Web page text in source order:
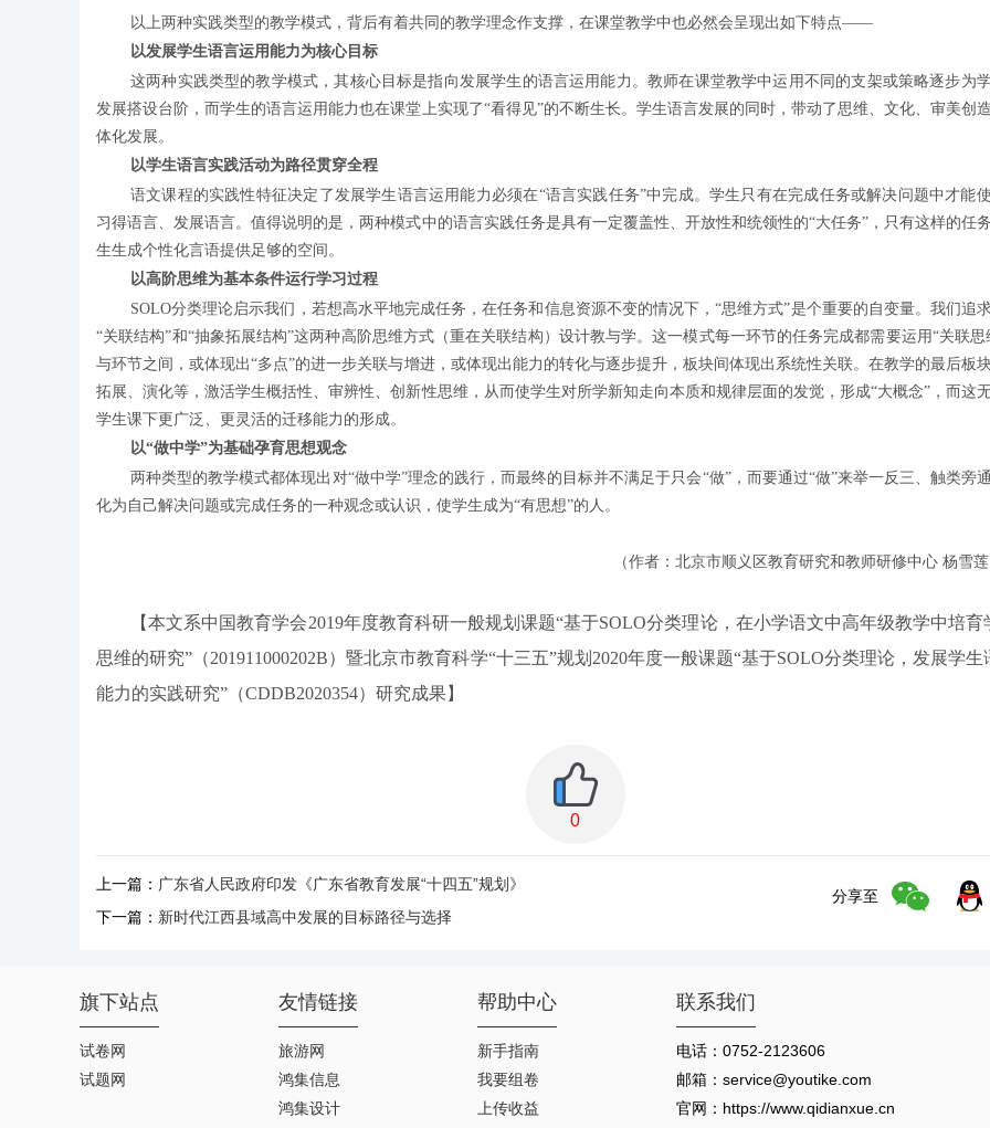
以上两种实践类型的教学模式，背后有着共同的教学理念作支撑，在课堂教学中也必然会呈现出如下特点——
以发展学生语言运用能力为核心目标
这两种实践类型的教学模式，其核心目标是指向发展学生的语言运用能力。教师在课堂教学中运用不同的支架或策略逐步为
发展搭设台阶，而学生的语言运用能力也在课堂上实现了“看得见”的不断生长。学生语言发展的同时，带动了思维、文化、审美创
体化发展。
以学生语言实践活动为路径贯穿全程
语文课程的实践性特征决定了发展学生语言运用能力必须在“语言实践任务”中完成。学生只有在完成任务或解决问题中才能使
习得语言、发展语言。值得说明的是，两种模式中的语言实践任务是具有一定覆盖性、开放性和统领性的“大任务”，只有这样的任
生生成个性化言语提供足够的空间。
以高阶思维为基本条件运行学习过程
SOLO分类理论启示我们，若想高水平地完成任务，在任务和信息资源不变的情况下，“思维方式”是个重要的自变量。我们追
“关联结构”和“抽象拓展结构”这两种高阶思维方式（重在关联结构）设计教与学。这一模式每一环节的任务完成都需要运用“关联思
与环节之间，或体现出“多点”的进一步关联与增进，或体现出能力的转化与逐步提升，板块间体现出系统性关联。在教学的最后板
拓展、演化等，激活学生概括性、审辨性、创新性思维，从而使学生对所学新知走向本质和规律层面的发觉，形成“大概念”，而这
学生课下更广泛、更灵活的迁移能力的形成。
以“做中学”为基础孕育思想观念
两种类型的教学模式都体现出对“做中学”理念的践行，而最终的目标并不满足于只会“做”，而要通过“做”来举一反三、触类旁
化为自己解决问题或完成任务的一种观念或认识，使学生成为“有思想”的人。
（作者： 北京市顺义区教育研究和教师研修中心杨雪莲
【本文系中国教育学会2019年度教育科研一般规划课题“基于SOLO分类理论，在小学语文中高年级教学中培育
思维的研究”（201911000202B）暨北京市教育科学“十三五”规划2020年度一般课题“基于SOLO分类理论，发展学生
能力的实践研究”（CDDB2020354）研究成果】
0
上一篇： 广东省人民政府印发《广东省教育发展“十四五”规划》
下一篇： 新时代江西县域高中发展的目标路径与选择
分享至
旗下站点
试卷网
试题网
友情链接
旅游网
鸿集信息
鸿集设计
帮助中心
新手指南
我要组卷
上传收益
联系我们
电话：0752-2123606
邮箱：service@youtike.com
官网：https://www.qidianxue.cn